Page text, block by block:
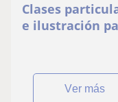
Clases
e ilustración
ver más